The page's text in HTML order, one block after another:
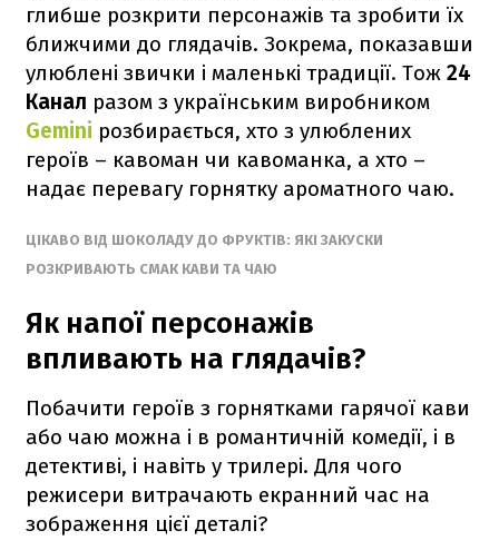
глибше розкрити персонажів та зробити їх
ближчими до глядачів. Зокрема, показавши
улюблені звички і маленькі традиції. Тож 24
Канал разом з українським виробником
Gemini розбирається, хто з улюблених
героїв – кавоман чи кавоманка, а хто –
надає перевагу горнятку ароматного чаю.
ЦІКАВО ВІД ШОКОЛАДУ ДО ФРУКТІВ: ЯКІ ЗАКУСКИ
РОЗКРИВАЮТЬ СМАК КАВИ ТА ЧАЮ
Як напої персонажів
впливають на глядачів?
Побачити героїв з горнятками гарячої кави
або чаю можна і в романтичній комедії, і в
детективі, і навіть у трилері. Для чого
режисери витрачають екранний час на
зображення цієї деталі?